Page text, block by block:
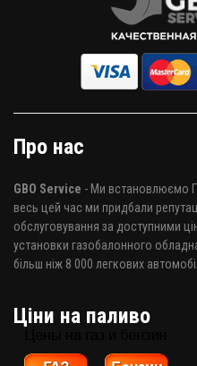
Про нас
GBO Service - Ми встановлюємо
весь цей час ми придбали
обслуговування за доступними
установки газобалонного
більш ніж 8 000 легкових
Ціни на паливо